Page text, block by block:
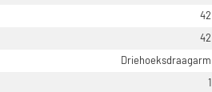
42
42
Driehoeksdraagarm
1